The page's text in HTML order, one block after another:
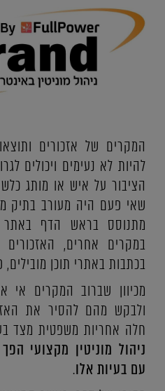
המקרים של אזכורים
להיות לא נעימים ויכולים
הציבור על איש או מותג
שאי פעם היה מעורב בתיק
מתנוסס בראש הדף באתר
במקרים אחרים, האזכורים
בכתבות באתרי תוכן מובילים,
מכיוון שברוב המקרים
ולבקש מהם להסיר את
חלה אחריות משפטית מצד
ניהול מוניטין מקצועי
עם בעיות אלו.